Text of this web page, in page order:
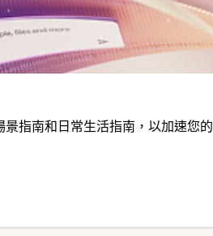
指南和日常生活指南，以加速您的